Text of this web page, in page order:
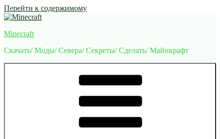
Перейти к содержимому
Minecraft
Скачать/ Моды/ Севера/ Секреты/ Сделать/ Майнкрафт